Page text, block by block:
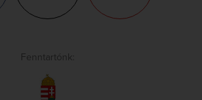
Fenntartónk: